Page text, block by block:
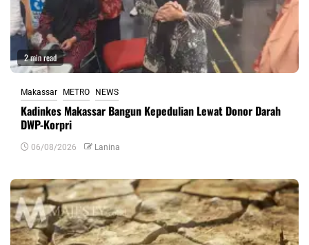
2 min read
Makassar METRO NEWS
Kadinkes Makassar Bangun Kepedulian Lewat Donor Darah
DWP-Korpri
06/08/2026 Lanina